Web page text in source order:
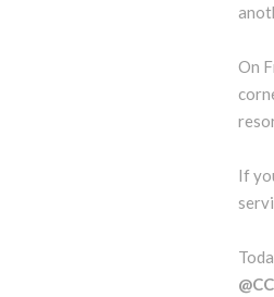
On
If